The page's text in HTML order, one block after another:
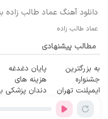
دانلود آهنگ عماد طالب زاده
عماد طالب زاده
مطالب پیشنهادی
به بزرگترین
جشنواره
ایمپلنت تهران
سر بزنید ! |
فقط ۲۵ میلیون
پایان دغدغه
هزینه های
دندان پزشکی